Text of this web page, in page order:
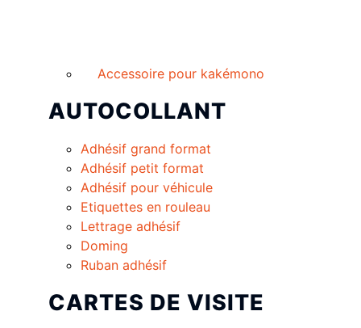
Accessoire pour kakémono
AUTOCOLLANT
Adhésif grand format
Adhésif petit format
Adhésif pour véhicule
Etiquettes en rouleau
Lettrage adhésif
Doming
Ruban adhésif
CARTES DE VISITE